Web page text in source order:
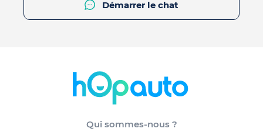
Démarrer le chat
Qui sommes-nous ?